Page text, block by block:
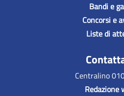
Bandi e
Concorsi e
Liste di
Centralino
Redazione